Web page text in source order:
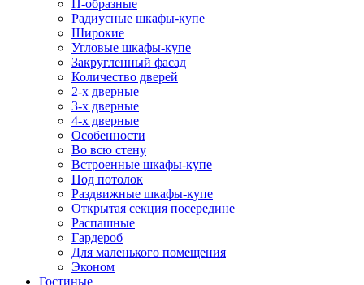
П-образные
Радиусные шкафы-купе
Широкие
Угловые шкафы-купе
Закругленный фасад
Количество дверей
2-х дверные
3-х дверные
4-х дверные
Особенности
Во всю стену
Встроенные шкафы-купе
Под потолок
Раздвижные шкафы-купе
Открытая секция посередине
Распашные
Гардероб
Для маленького помещения
Эконом
Гостиные